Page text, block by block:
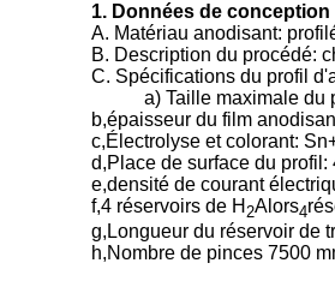
1. Données de conception
A. Matériau anodisant:
B. Description du procédé:
C. Spécifications du profil
a) Taille maximale du
b,épaisseur du film
c,Électrolyse et colorant:
d,Place de surface du profil:
e,densité de courant
f,4 réservoirs de H 2Alors4
g,Longueur du réservoir de
h,Nombre de pinces 7500